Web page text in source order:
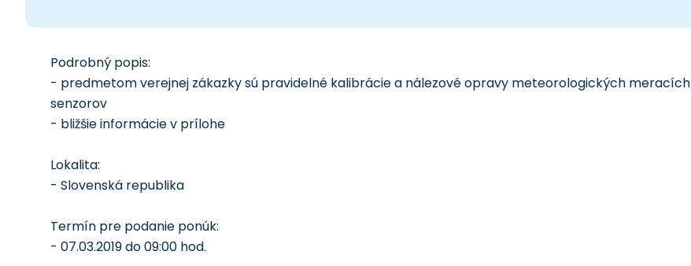
Podrobný popis:
- predmetom verejnej zákazky sú pravidelné kalibrácie a nálezové opravy meteorologických meracích
senzorov
- bližšie informácie v prílohe
Lokalita:
- Slovenská republika
Termín pre podanie ponúk:
- 07.03.2019 do 09:00 hod.